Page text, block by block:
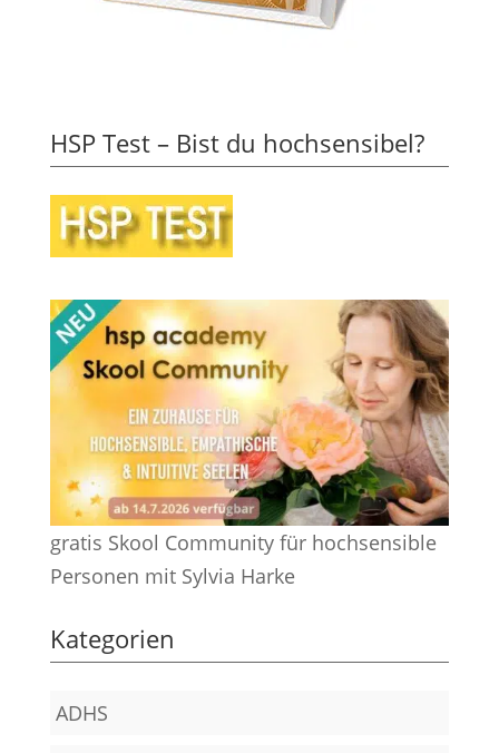
HSP Test – Bist du hochsensibel?
gratis Skool Community für hochsensible
Personen mit Sylvia Harke
Kategorien
ADHS